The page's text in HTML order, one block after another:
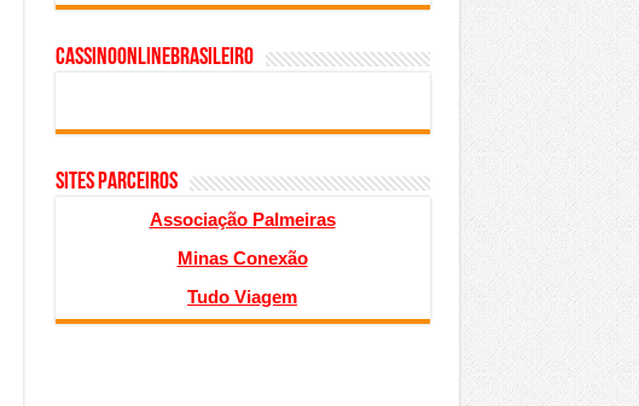
cassinoonlinebrasileiro
SITES PARCEIROS
Associação Palmeiras
Minas Conexão
Tudo Viagem